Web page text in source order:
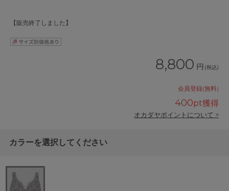
【販売終了しました】
8,800 円 (税込)
会員登録(無料)
400pt獲得
オカダヤポイントについて >
カラーを選択してください